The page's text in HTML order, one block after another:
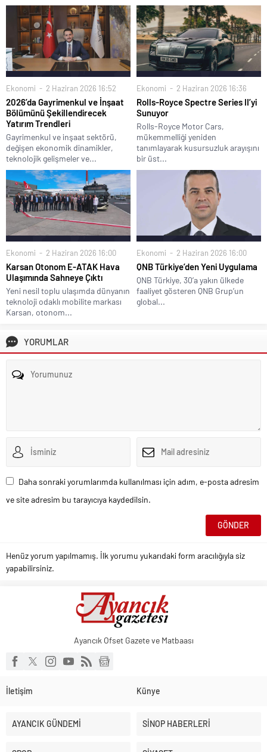
Ekonomi 2 Haziran 2026 16:52
2026’da Gayrimenkul ve İnşaat
Bölümünü Şekillendirecek
Yatırım Trendleri
Gayrimenkul ve inşaat sektörü,
değişen ekonomik dinamikler,
teknolojik gelişmeler ve...
Ekonomi 2 Haziran 2026 16:36
Rolls-Royce Spectre Series II’yi
Sunuyor
Rolls-Royce Motor Cars,
mükemmelliği yeniden
tanımlayarak kusursuzluk arayışını
bir üst...
Ekonomi 2 Haziran 2026 16:00
Karsan Otonom E-ATAK Hava
Ulaşımında Sahneye Çıktı
Yeni nesil toplu ulaşımda dünyanın
teknoloji odaklı mobilite markası
Karsan, otonom...
Ekonomi 2 Haziran 2026 16:00
QNB Türkiye’den Yeni Uygulama
QNB Türkiye, 30’a yakın ülkede
faaliyet gösteren QNB Grup’un
global...
YORUMLAR
Daha sonraki yorumlarımda kullanılması için adım, e-posta adresim
ve site adresim bu tarayıcıya kaydedilsin.
Henüz yorum yapılmamış. İlk yorumu yukarıdaki form aracılığıyla siz
yapabilirsiniz.
Ayancık Ofset Gazete ve Matbaası
İletişim Künye
AYANCIK GÜNDEMİ SİNOP HABERLERİ